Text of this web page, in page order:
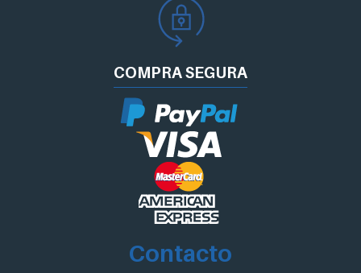
COMPRASEGURA
Contacto